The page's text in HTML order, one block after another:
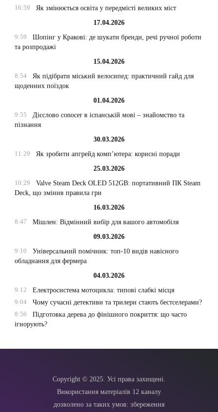
16:59
Як змінюється освіта у передмісті великих міст
17.04.2026
9:59
Шопінг у Кракові: де шукати бренди, речі ручної роботи
та розпродажі
15.04.2026
8:54
Як підібрати міський велосипед: практичний гайд для
щоденних поїздок
01.04.2026
9:55
Дієслово conocer в іспанській мові – знайомство та
пізнання
30.03.2026
11:29
Як зробити апгрейд комп’ютера: корисні поради
25.03.2026
10:29
Valve Steam Deck OLED 512GB: портативний ПК Steam
Deck, що змінив правила гри
16.03.2026
8:47
Мішлен: Відмінний вибір для вашого автомобіля
09.03.2026
9:10
Універсальний помічник: топ-10 видів навісного
обладнання для фермера
04.03.2026
9:12
Електросистема мотоцикла: типові слабкі місця
9:04
Чому сучасні детективи та трилери стають бестселерами?
8:56
Підготовка дерева до фінішного покриття: що часто
ігнорують?
Copyright © 2025. Усі права захищені.
Використання матеріалів 12 каналу
дозволено за таких умов: збереження